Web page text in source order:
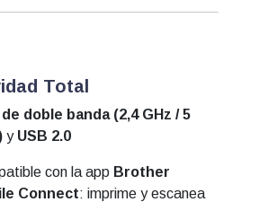
Total
doble banda (2,4 GHz / 5
y USB 2.0
con la app Brother
Connect: imprime y escanea